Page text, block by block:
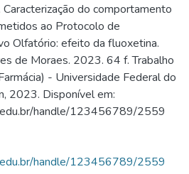
do comportamento
ao Protocolo de
Olfatório: efeito da fluoxetina.
de Moraes. 2023. 64 f. Trabalho
- Universidade Federal do
2023. Disponível em:
handle/123456789/2559
handle/123456789/2559